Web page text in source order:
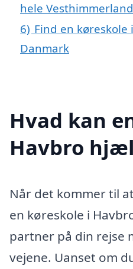
hele
6) Find en
Danmark
Hvad kan
Havbro
Når det kommer til
en køreskole i
partner på din rejse
vejene. Uanset om